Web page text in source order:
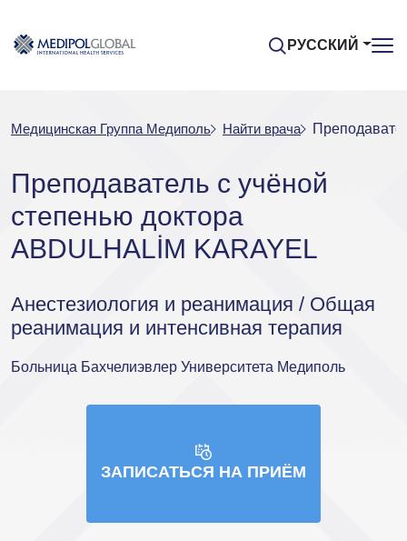
РУССКИЙ
Медицинская Группа Медиполь Найти врача
Преподаватель с учёной
степенью доктора
ABDULHALİM KARAYEL
Анестезиология и реанимация / Общая
реанимация и интенсивная терапия
Больница Бахчелиэвлер Университета Медиполь
ЗАПИСАТЬСЯ НА ПРИЁМ